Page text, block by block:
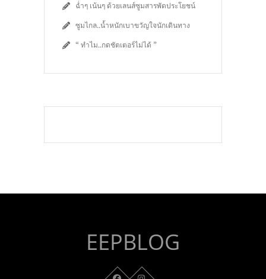
ฉ่ำๆ เน้นๆ ด้วยเลนส์ซูมสารพัดประโยชน์
ซูมไกล..น้ำหนักเบาขวัญใจนักเดินทาง
“ ทำไม..กดชัตเตอร์ไม่ได้ ”
EEPBLOG